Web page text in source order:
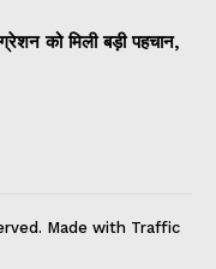
को मिली बड़ी पहचान,
Made with Traffic